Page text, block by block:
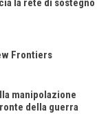
Frontiers
manipolazione
della guerra